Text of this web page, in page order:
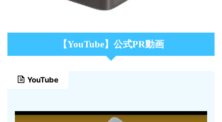
【YouTube】公式PR動画
YouTube